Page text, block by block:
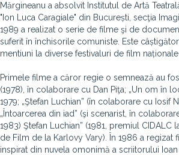
Mărgineanu a absolvit Institutul de Artă
"Ion Luca Caragiale" din București, secţia
1989 a realizat o serie de filme şi de
suferit în închisorile comuniste. Este
mentiuni la diverse festivaluri de film
Primele filme a căror regie o semnează au
(1978), în colaborare cu Dan Piţa; „Un om în
1979; „Ştefan Luchian” (în colaborare cu Iosif
„Întoarcerea din iad” (şi scenarist, în
1983) Ştefan Luchian” (1981, premiul CIDALC
de Film de la Karlovy Vary). În 1986 a regizat
inspirat din nuvela omonimă a scriitorului